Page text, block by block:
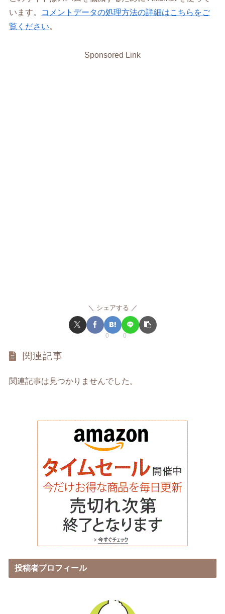
います。
コメントデータの処理方法の詳細はこちらをご
覧ください。
Sponsored Link
シェアする
0 0
関連記事
関連記事は見つかりませんでした。
投稿者プロフィール